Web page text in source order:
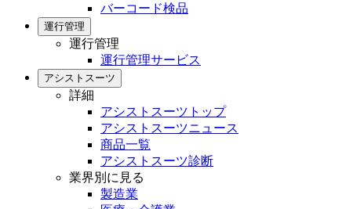
バーコード検品
運行管理
運行管理
運行管理サービス
アシストスーツ
詳細
アシストスーツトップ
アシストスーツニュース
商品一覧
アシストスーツ診断
業界別に見る
製造業